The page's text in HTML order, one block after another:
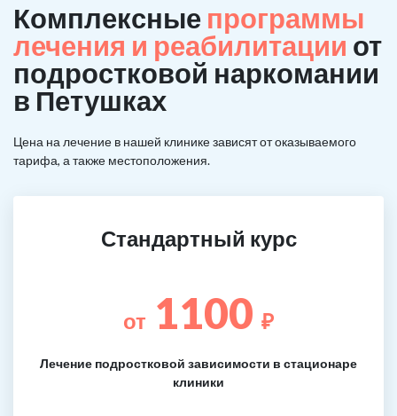
Комплексные программы
лечения и реабилитации от
подростковой наркомании
в Петушках
Цена на лечение в нашей клинике зависят от оказываемого
тарифа, а также местоположения.
Стандартный курс
от 1100 ₽
Лечение подростковой зависимости в стационаре
клиники